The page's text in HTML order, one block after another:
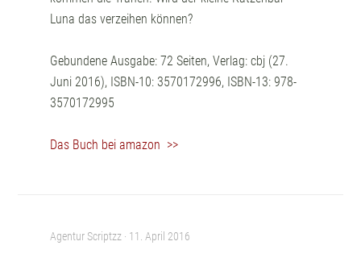
Luna das verzeihen können?
Gebundene Ausgabe: 72 Seiten, Verlag: cbj (27.
Juni 2016), ISBN-10: 3570172996, ISBN-13: 978-
3570172995
Das Buch bei amazon >>
Agentur Scriptzz · 11. April 2016